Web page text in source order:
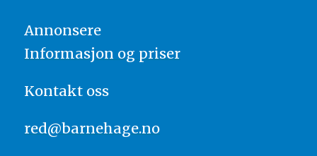
Annonsere
Informasjon og priser
Kontakt oss
red@barnehage.no